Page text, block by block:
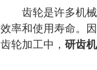
齿轮是许多机械
效率和使用寿命。
齿轮加工中， 研齿机